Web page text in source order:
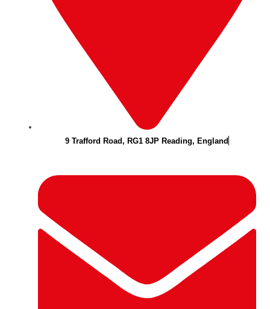
9 Trafford Road, RG1 8JP Reading, England